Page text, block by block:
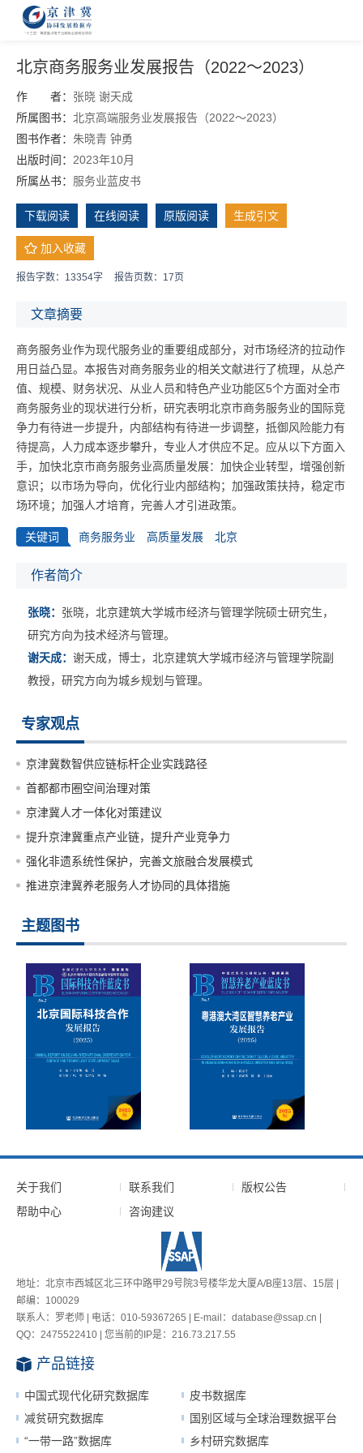
北京商务服务业发展报告（2022～2023）
作 者： 张晓 谢天成
所属图书： 北京高端服务业发展报告（2022～2023）
图书作者： 朱晓青 钟勇
出版时间： 2023年10月
所属丛书： 服务业蓝皮书
下载阅读 在线阅读 原版阅读 生成引文
加入收藏
报告字数：13354字 报告页数：17页
文章摘要
商务服务业作为现代服务业的重要组成部分，对市场经济的拉动作
用日益凸显。本报告对商务服务业的相关文献进行了梳理，从总产
值、规模、财务状况、从业人员和特色产业功能区5个方面对全市
商务服务业的现状进行分析，研究表明北京市商务服务业的国际竞
争力有待进一步提升，内部结构有待进一步调整，抵御风险能力有
待提高，人力成本逐步攀升，专业人才供应不足。应从以下方面入
手，加快北京市商务服务业高质量发展：加快企业转型，增强创新
意识；以市场为导向，优化行业内部结构；加强政策扶持，稳定市
场环境；加强人才培育，完善人才引进政策。
关键词 商务服务业 高质量发展 北京
作者简介
张晓： 张晓，北京建筑大学城市经济与管理学院硕士研究生，
研究方向为技术经济与管理。
谢天成： 谢天成，博士，北京建筑大学城市经济与管理学院副
教授，研究方向为城乡规划与管理。
专家观点
京津冀数智供应链标杆企业实践路径
首都都市圈空间治理对策
京津冀人才一体化对策建议
提升京津冀重点产业链，提升产业竞争力
强化非遗系统性保护，完善文旅融合发展模式
推进京津冀养老服务人才协同的具体措施
主题图书
关于我们 联系我们
版权公告
帮助中心
咨询建议
地址：北京市西城区北三环中路甲29号院3号楼华龙大厦A/B座13层、15层 |
邮编：100029
联系人：罗老师 | 电话：010-59367265 | E-mail：database@ssap.cn |
QQ：2475522410 | 您当前的IP是： 216.73.217.55
产品链接
中国式现代化研究数据库
皮书数据库
减贫研究数据库
国别区域与全球治理数据平台
“一带一路”数据库
乡村研究数据库